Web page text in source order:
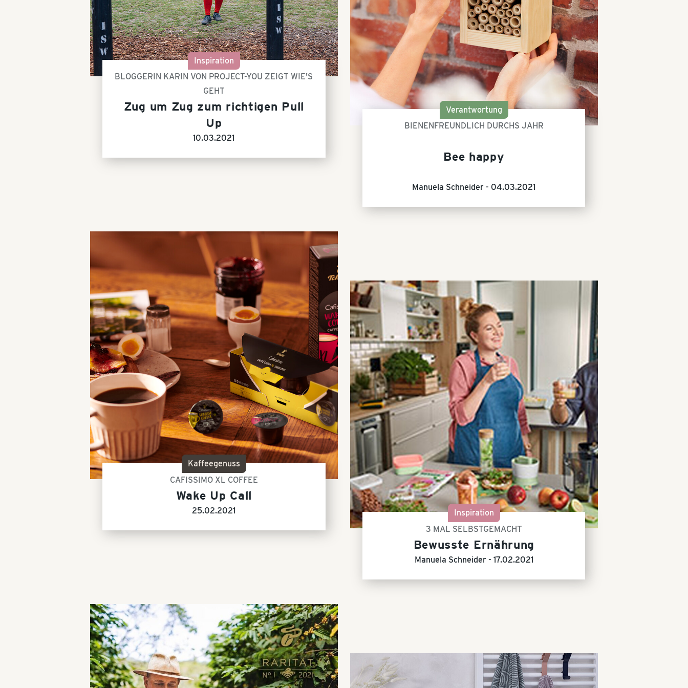
Inspiration
BLOGGERIN KARIN VON PROJECT-YOU ZEIGT WIE'S
GEHT
Zug um Zug zum richtigen Pull
Up
10.03.2021
Verantwortung
BIENENFREUNDLICH DURCHS JAHR
Bee happy
Manuela Schneider - 04.03.2021
Kaffeegenuss
CAFISSIMO XL COFFEE
Wake Up Call
25.02.2021
Inspiration
3 MAL SELBSTGEMACHT
Bewusste Ernährung
Manuela Schneider - 17.02.2021